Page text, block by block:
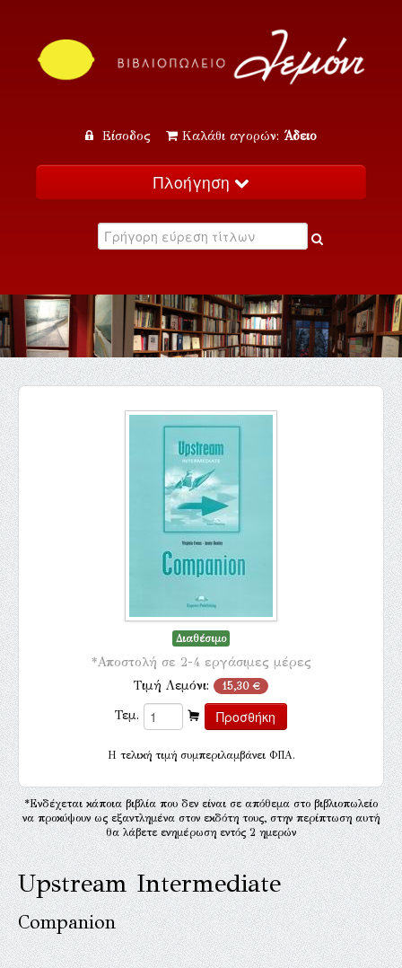
Είσοδος Καλάθι αγορών: Άδειο
Πλοήγηση
Κατάλογος
Εκδηλώσεις
Επικοινωνία
Διαθέσιμο
*Αποστολή σε 2-4 εργάσιμες μέρες
Τιμή Λεμόνι: 15,30 €
Τεμ.
H τελική τιμή συμπεριλαμβάνει ΦΠΑ.
*Ενδέχεται κάποια βιβλία που δεν είναι σε απόθεμα στο βιβλιοπωλείο
να προκύψουν ως εξαντλημένα στον εκδότη τους, στην περίπτωση αυτή
θα λάβετε ενημέρωση εντός 2 ημερών
Upstream Intermediate
Companion